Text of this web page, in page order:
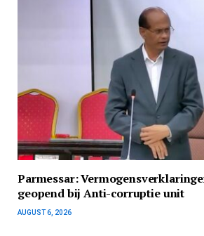
Parmessar:
geopend bij Anti-corruptie unit
AUGUST 6, 2026